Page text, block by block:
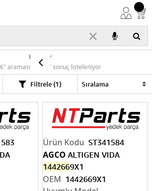
×
Ürünler
araması için "6" sonuç listeleniyor
Filtrele (1)
ST341584
1442669X1
AGCO ALTIGEN VIDA
1442669X1